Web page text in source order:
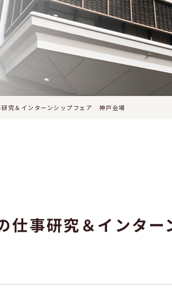
究＆インターンシップフェア 神戸会場
仕事研究＆インタ